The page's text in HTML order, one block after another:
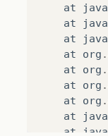
at
java
at
java
at
java
at
org .
at
org .
at
org .
at
org .
at
java
at
java